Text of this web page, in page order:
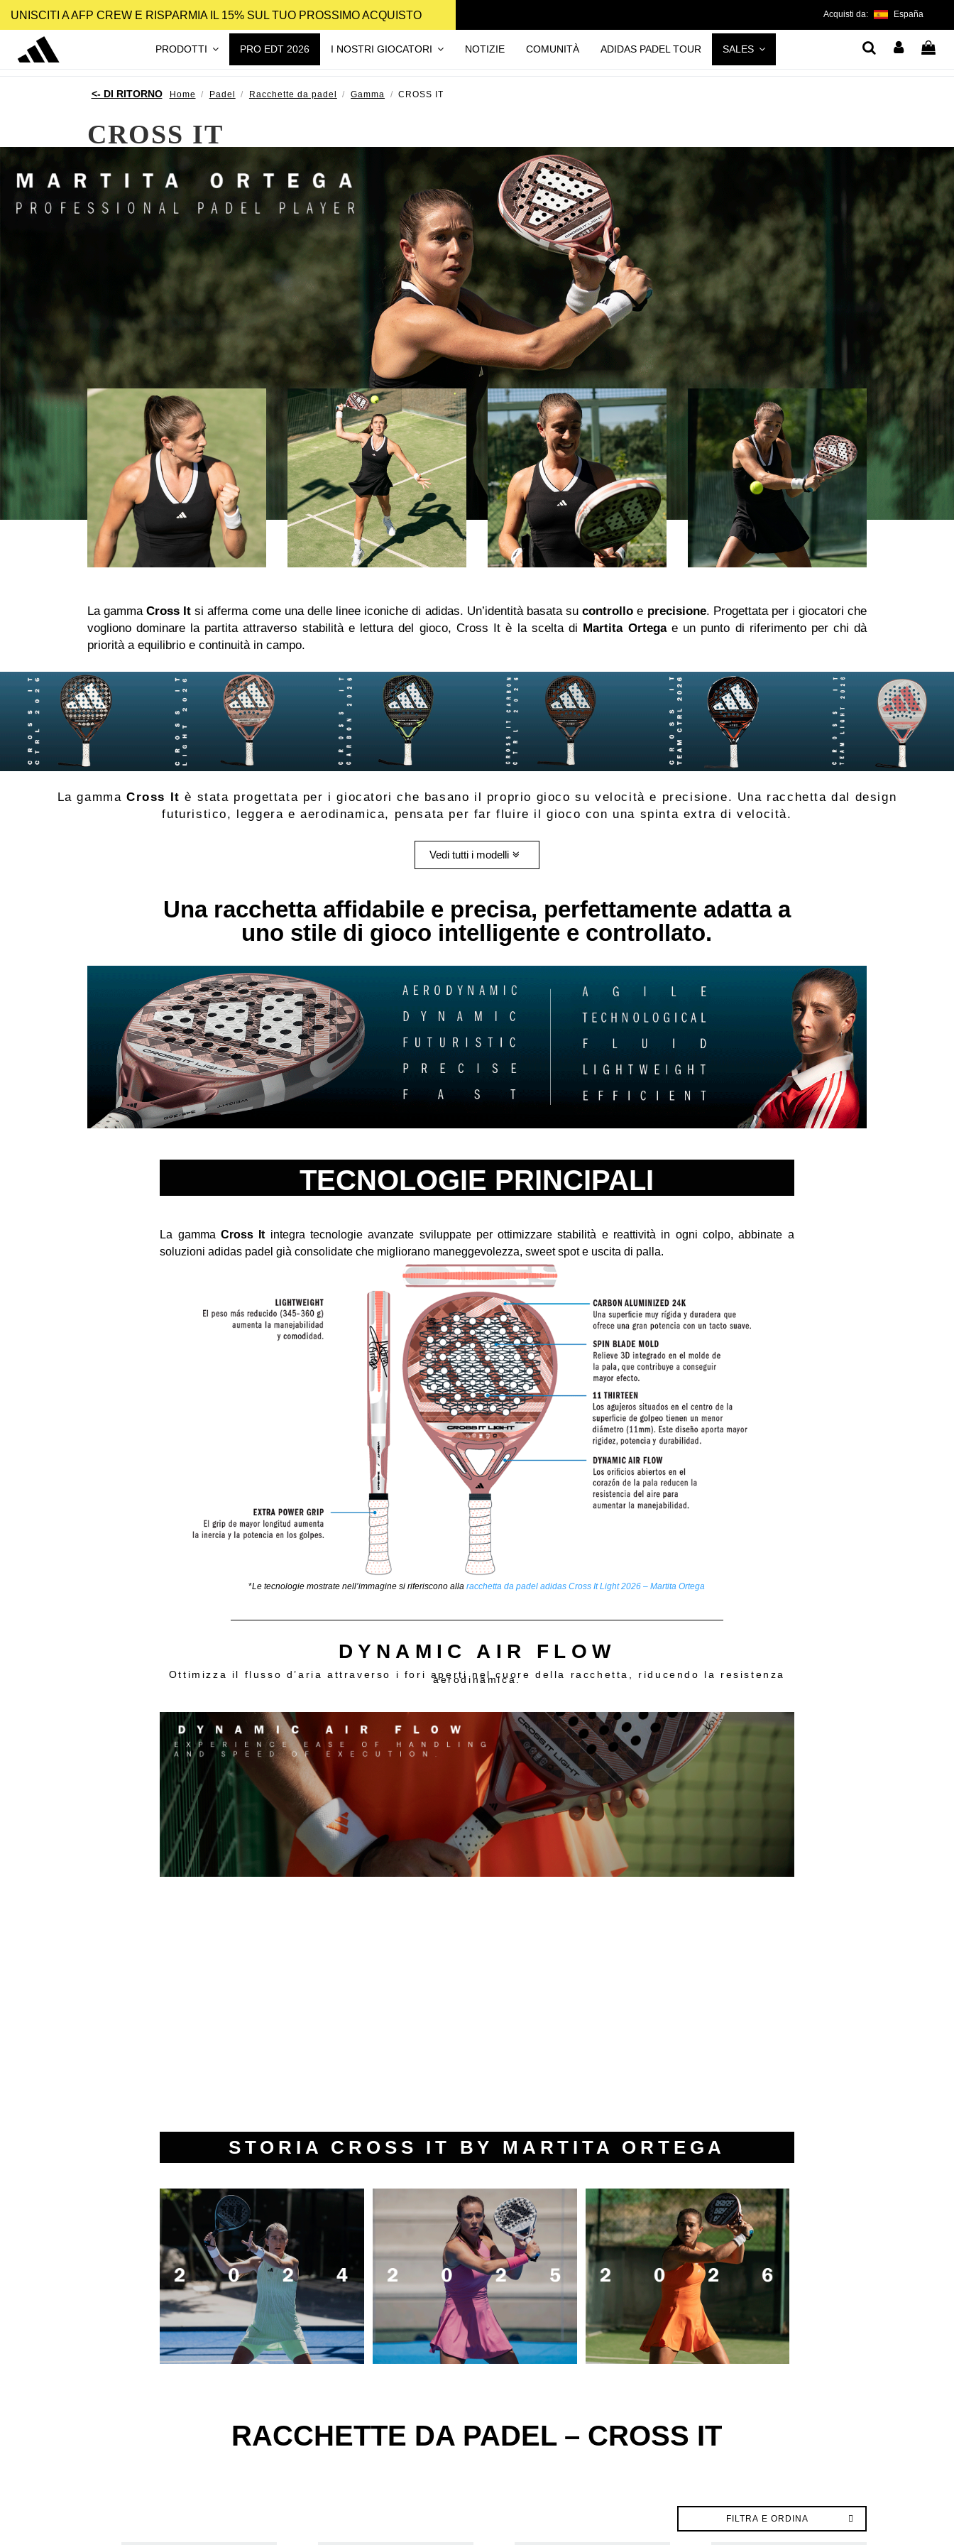
UNISCITI A AFP CREW E RISPARMIA IL 15% SUL TUO PROSSIMO ACQUISTO Acquisti da: España
PRODOTTI PRO EDT 2026 I NOSTRI GIOCATORI NOTIZIE COMUNITÀ ADIDAS PADEL TOUR SALES
Home Padel Racchette da padel Gamma CROSS IT
CROSS IT
La gamma Cross It si afferma come una delle linee iconiche di adidas. Un’identità basata sucontrollo e precisione. Progettata per i giocatori che
vogliono dominare la partita attraverso stabilità e lettura del gioco, Cross It è la scelta di Martita Ortegae un punto di riferimento per chi dà
priorità a equilibrio e continuità in campo.
La gammaCross It è stata progettata per i giocatori che basano il proprio gioco su velocità e precisione. Una racchetta dal design
futuristico, leggera e aerodinamica, pensata per far fluire il gioco con una spinta extra di velocità.
Vedi tutti i modelli
Una racchetta affidabile e precisa, perfettamente adatta a
uno stile di gioco intelligente e controllato.
TECNOLOGIE PRINCIPALI
La gammaCross It integra tecnologie avanzate sviluppate per ottimizzare stabilità e reattività in ogni colpo, abbinate a
soluzioni adidas padel già consolidate che migliorano maneggevolezza, sweet spot e uscita di palla.
*Le tecnologie mostrate nell’immagine si riferiscono allaracchetta da padel adidas Cross It Light 2026 – Martita Ortega
DYNAMIC AIR FLOW
Ottimizza il flusso d’aria attraverso i fori aperti nel cuore della racchetta, riducendo la resistenza
aerodinamica.
STORIA CROSS IT BY MARTITA ORTEGA
RACCHETTE DA PADEL – CROSS IT
FILTRA E ORDINA